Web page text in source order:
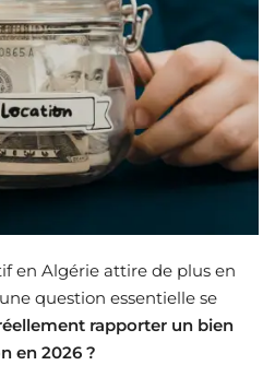
en Algérie attire de plus en
une question essentielle se
rapporter un bien
en 2026 ?